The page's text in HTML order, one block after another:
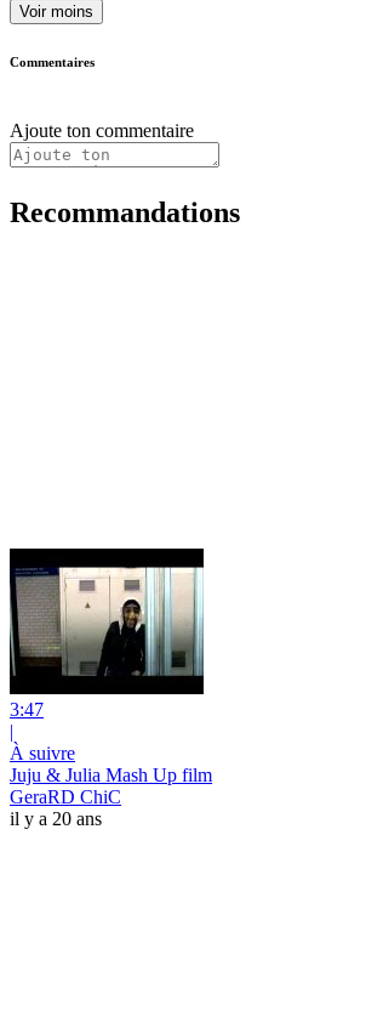
Voir moins
Commentaires
Ajoute ton commentaire
Recommandations
3:47
|
À suivre
Juju & Julia Mash Up film
GeraRD ChiC
il y a 20 ans